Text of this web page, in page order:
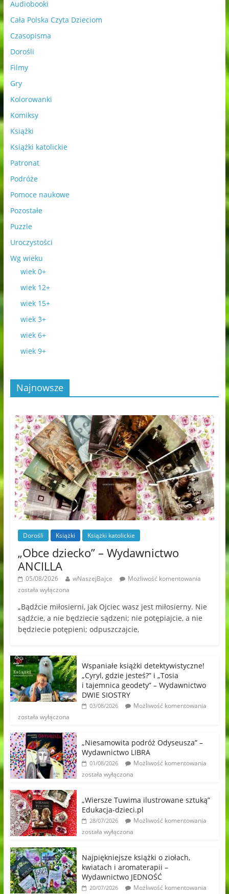
Audiobooki
Cała Polska Czyta Dzieciom
Czasopisma
Dorośli
Filmy
Gry
Kolorowanki
Komiksy
Książki
Książki katolickie
Patronat
Podróże
Pomoce naukowe
Pozostałe
Puzzle
Uroczystości
Wg wieku
wiek 0+
wiek 12+
wiek 15+
wiek 3+
wiek 6+
wiek 9+
Najnowsze
Dorośli Książki Książki katolickie
„Obce dziecko” – Wydawnictwo
ANCILLA
05/08/2026 wNaszejBajce
Możliwość komentowania
została wyłączona
„Bądźcie miłosierni, jak Ojciec wasz jest miłosierny. Nie
sądźcie, a nie będziecie sądzeni; nie potępiajcie, a nie
będziecie potępieni; odpuszczajcie,
Wspaniałe książki detektywistyczne!
„Cyryl, gdzie jesteś?” i „Tosia
i tajemnica geodety” – Wydawnictwo
DWIE SIOSTRY
03/08/2026
Możliwość komentowania
została wyłączona
„Niesamowita podróż Odyseusza” –
Wydawnictwo LIBRA
01/08/2026
Możliwość komentowania
została wyłączona
„Wiersze Tuwima ilustrowane sztuką”
Edukacja-dzieci.pl
28/07/2026
Możliwość komentowania
została wyłączona
Najpiękniejsze książki o ziołach,
kwiatach i aromaterapii –
Wydawnictwo JEDNOŚĆ
20/07/2026
Możliwość komentowania